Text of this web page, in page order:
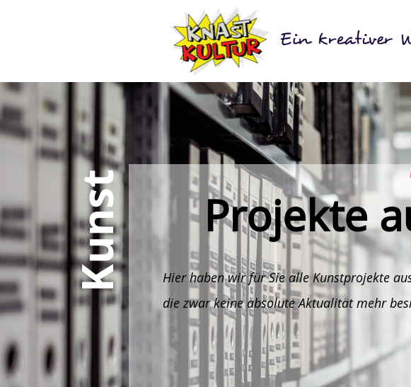
Kunst Projekte
Hier haben wir für Sie alle Kunstprojekte
die zwar keine absolute Aktualität mehr